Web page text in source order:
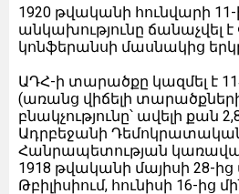
1920 թվականի հունվարի
անկախությունը ճանաչվել
կոնֆերանսի մասնակից
ԱԴՀ-ի տարածքը կազմել է
(առանց վիճելի
բնակչությունը՝ ավելի քան
Ադրբեջանի
Հանրապետության
1918 թվականի մայիսի 28-ից
Թբիլիսիում, հունիսի 16-ից